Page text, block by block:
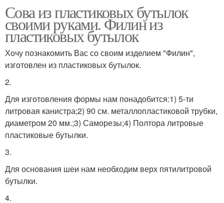
Сова из пластиковых бутылок
своими руками. Филин из
пластиковых бутылок
Хочу познакомить Вас со своим изделием "Филин",
изготовлен из пластиковых бутылок.
2.
Для изготовления формы нам понадобится:1) 5-ти
литровая канистра;2) 90 см. металлопластиковой трубки,
диаметром 20 мм.;3) Саморезы;4) Полтора литровые
пластиковые бутылки.
3.
Для основания шеи нам необходим верх пятилитровой
бутылки.
4.